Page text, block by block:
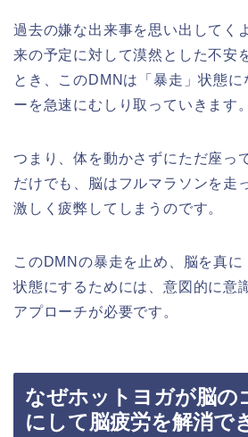
過去の嫌な出来事を思い出してく
来の予定に対して漠然とした不安
とき、このDMNは「暴走」状態
ーを急速にむしり取っていきます。
つまり、体を動かさずにただ座っ
だけでも、脳はフルマラソンを走
激しく疲弊してしまうのです。
このDMNの暴走を止め、脳を真
状態にするためには、意図的に意
アプローチが必要です。
なぜホットヨガが脳の
にして脳疲労を解消で